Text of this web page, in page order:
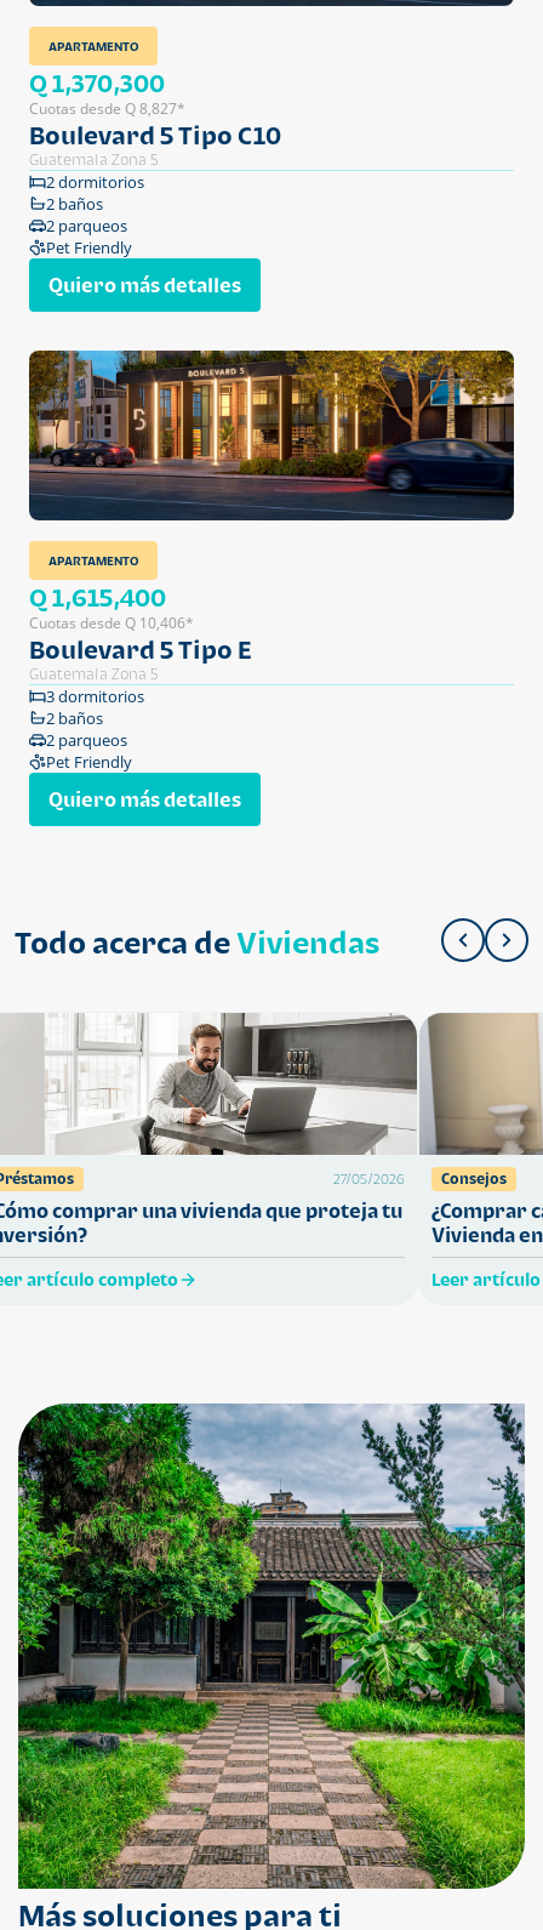
APARTAMENTO
Q 1,370,300
Cuotas desde Q 8,827*
Boulevard 5 Tipo C10
Guatemala Zona 5
2 dormitorios
2 baños
2 parqueos
Pet Friendly
Quiero más detalles
APARTAMENTO
Q 1,615,400
Cuotas desde Q 10,406*
Boulevard 5 Tipo E
Guatemala Zona 5
3 dormitorios
2 baños
2 parqueos
Pet Friendly
Quiero más detalles
Todo acerca deViviendas
27/05/2026
comprar una vivienda que proteja tu
artículo completo
Consejos
¿Comprar
Vivienda
Leer
Más soluciones para ti